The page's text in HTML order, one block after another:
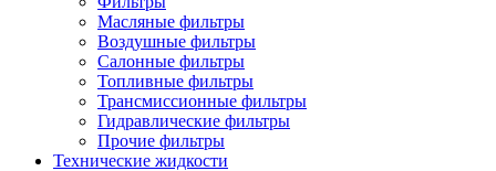
Масляные фильтры
Воздушные фильтры
Салонные фильтры
Топливные фильтры
Трансмиссионные фильтры
Гидравлические фильтры
Прочие фильтры
Технические жидкости